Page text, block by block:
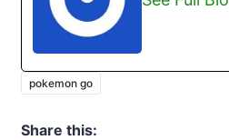
pokemon go
Share this: